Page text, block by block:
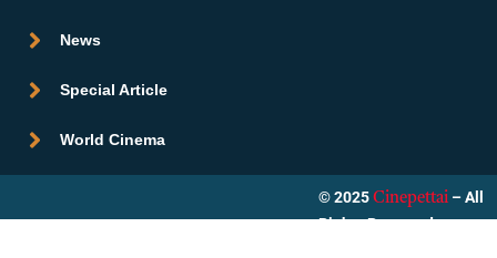
News
Special Article
World Cinema
© 2025 Cinepettai – All
Rights Reserved